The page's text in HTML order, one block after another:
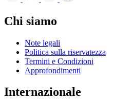
Chi siamo
Note legali
Politica sulla riservatezza
Termini e Condizioni
Approfondimenti
Internazionale